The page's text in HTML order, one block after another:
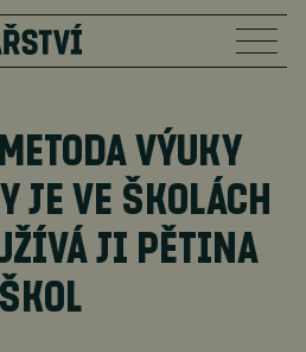
VÝUKY
JE VE ŠKOLÁCH
JI PĚTINA
ŠKOL